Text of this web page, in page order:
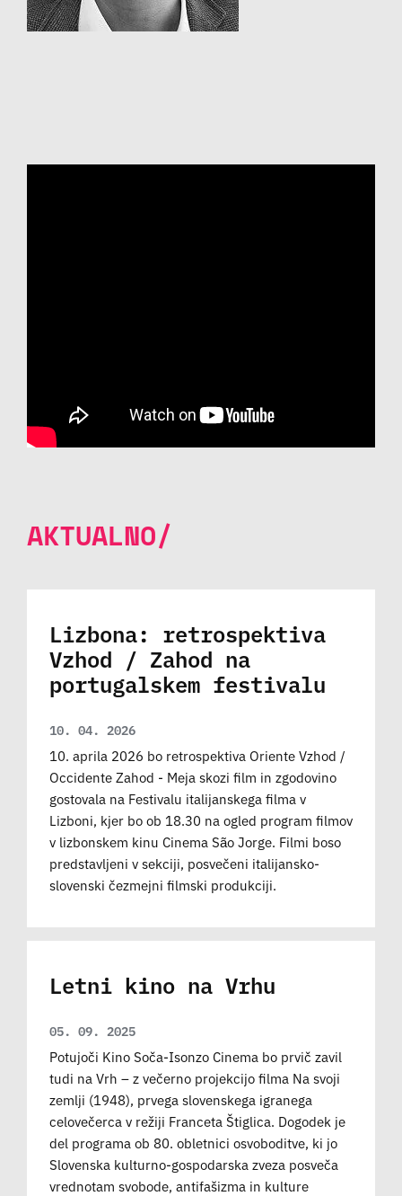
AKTUALNO/
Lizbona: retrospektiva
Vzhod / Zahod na
portugalskem festivalu
10. 04. 2026
10. aprila 2026 bo retrospektiva Oriente Vzhod /
Occidente Zahod - Meja skozi film in zgodovino
gostovala na Festivalu italijanskega filma v
Lizboni, kjer bo ob 18.30 na ogled program filmov
v lizbonskem kinu Cinema São Jorge. Filmi boso
predstavljeni v sekciji, posvečeni italijansko-
slovenski čezmejni filmski produkciji.
Letni kino na Vrhu
05. 09. 2025
Potujoči Kino Soča-Isonzo Cinema bo prvič zavil
tudi na Vrh – z večerno projekcijo filma Na svoji
zemlji (1948), prvega slovenskega igranega
celovečerca v režiji Franceta Štiglica. Dogodek je
del programa ob 80. obletnici osvoboditve, ki jo
Slovenska kulturno-gospodarska zveza posveča
vrednotam svobode, antifašizma in kulture